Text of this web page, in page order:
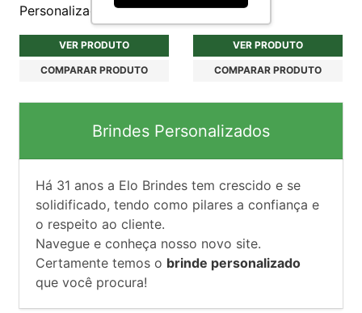
Personalizada
VER PRODUTO
COMPARAR PRODUTO
VER PRODUTO
COMPARAR PRODUTO
Brindes Personalizados
Há 31 anos a Elo Brindes tem crescido e se
solidificado, tendo como pilares a confiança e
o respeito ao cliente.
Navegue e conheça nosso novo site.
Certamente temos o brinde personalizado
que você procura!